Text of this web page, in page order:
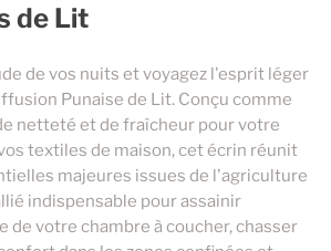
de Lit
de vos nuits et voyagez l'esprit léger
Punaise de Lit. Conçu comme
netteté et de fraîcheur pour votre
textiles de maison, cet écrin réunit
majeures issues de l'agriculture
indispensable pour assainir
de votre chambre à coucher, chasser